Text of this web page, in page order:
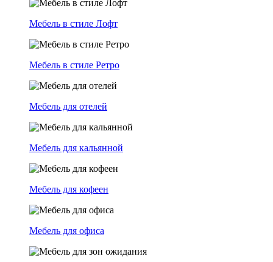
Мебель в стиле Лофт
Мебель в стиле Ретро
Мебель для отелей
Мебель для кальянной
Мебель для кофеен
Мебель для офиса